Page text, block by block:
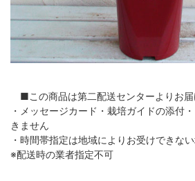
■この商品は第二配送センターよりお届
・メッセージカード・栽培ガイドの添付
きません
・時間帯指定は地域によりお受けできな
※配送時の業者指定不可